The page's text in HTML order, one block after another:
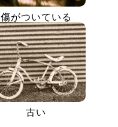
傷がついている
古い